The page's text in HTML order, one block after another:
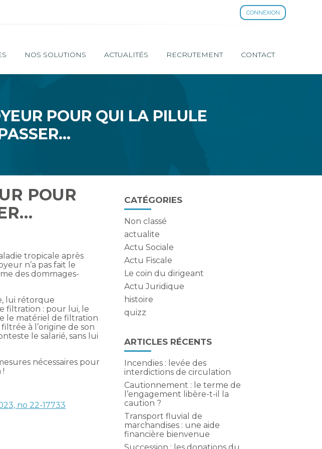
CONNEXION
NOS SOLUTIONS ACTUALITÉS RECRUTEMENT CONTACT
POUR QUI LA PILULE
POUR
tropicale après
n’a pas fait le
des dommages-
lui rétorque
filtration : pour lui, le
le matériel de filtration
à l’origine de son
le salarié, sans lui
nécessaires pour
!
no 22-17733
Blog
sidebar
CATÉGORIES
Non classé
actualite
Actu Sociale
Actu Fiscale
Le coin du dirigeant
Actu Juridique
histoire
quizz
ARTICLES RÉCENTS
Incendies : levée des
interdictions de circulation
Cautionnement : le terme de
l’engagement libère-t-il la
caution ?
Transport fluvial de
marchandises : une aide
financière bienvenue